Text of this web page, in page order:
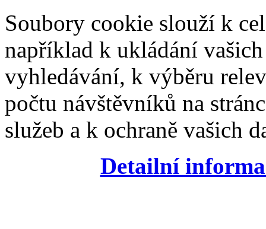
Soubory cookie slouží k
například k ukládání
vyhledávání, k výběru
počtu návštěvníků na
služeb a k ochraně vašich
Detailní